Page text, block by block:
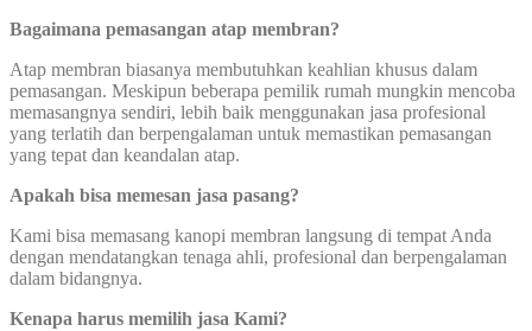
Bagaimana pemasangan atap membran?
Atap membran biasanya membutuhkan keahlian khusus dalam
pemasangan. Meskipun beberapa pemilik rumah mungkin mencoba
memasangnya sendiri, lebih baik menggunakan jasa profesional
yang terlatih dan berpengalaman untuk memastikan pemasangan
yang tepat dan keandalan atap.
Apakah bisa memesan jasa pasang?
Kami bisa memasang kanopi membran langsung di tempat Anda
dengan mendatangkan tenaga ahli, profesional dan berpengalaman
dalam bidangnya.
Kenapa harus memilih jasa Kami?